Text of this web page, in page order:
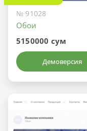
№ 91028
Обои
5150000 сум
Демоверсия